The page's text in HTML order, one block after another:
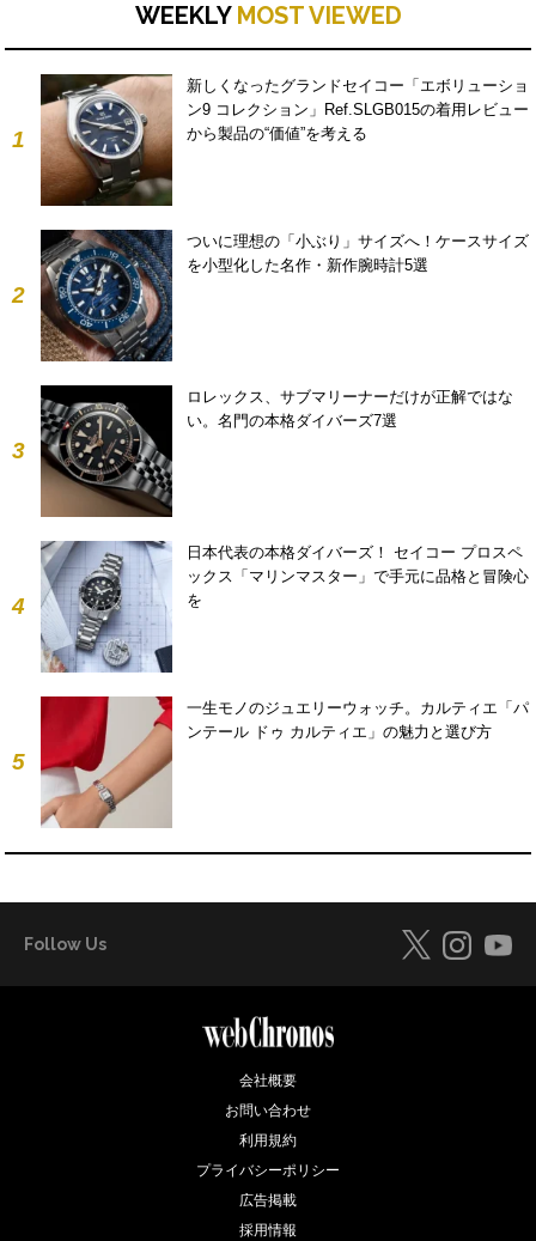
WEEKLY MOST VIEWED
1
新しくなったグランドセイコー「エボリューショ
ン9 コレクション」Ref.SLGB015の着用レビュー
から製品の“価値”を考える
2
ついに理想の「小ぶり」サイズへ！ケースサイズ
を小型化した名作・新作腕時計5選
3
ロレックス、サブマリーナーだけが正解ではな
い。名門の本格ダイバーズ7選
4
日本代表の本格ダイバーズ！ セイコー プロスペ
ックス「マリンマスター」で手元に品格と冒険心
を
5
一生モノのジュエリーウォッチ。カルティエ「パ
ンテール ドゥ カルティエ」の魅力と選び方
Follow Us
会社概要
お問い合わせ
利用規約
プライバシーポリシー
広告掲載
採用情報